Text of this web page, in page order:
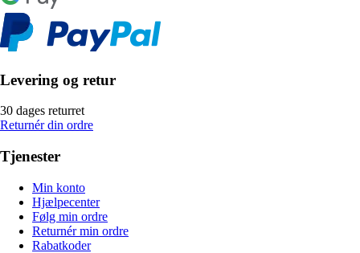
Levering og retur
30 dages returret
Returnér din ordre
Tjenester
Min konto
Hjælpecenter
Følg min ordre
Returnér min ordre
Rabatkoder